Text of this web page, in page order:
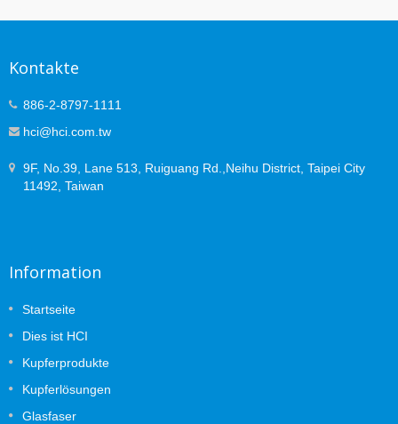
Kontakte
886-2-8797-1111
hci@hci.com.tw
9F, No.39, Lane 513, Ruiguang Rd.,Neihu District, Taipei City
11492, Taiwan
Information
Startseite
Dies ist HCI
Kupferprodukte
Kupferlösungen
Glasfaser